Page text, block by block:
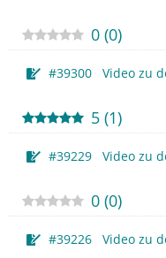
0 (0)
#39300 Video zu
5 (1)
#39229 Video zu
0 (0)
#39226 Video zu